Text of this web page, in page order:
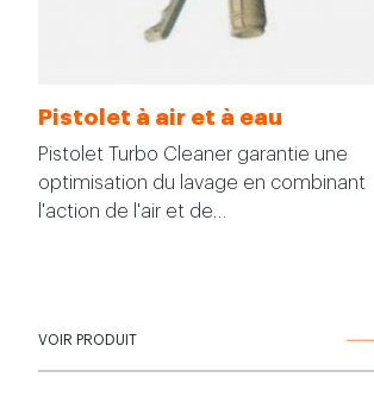
Pistolet à air et à eau
Pistolet Turbo Cleaner garantie une
optimisation du lavage en combinant
l'action de l'air et de…
VOIR PRODUIT